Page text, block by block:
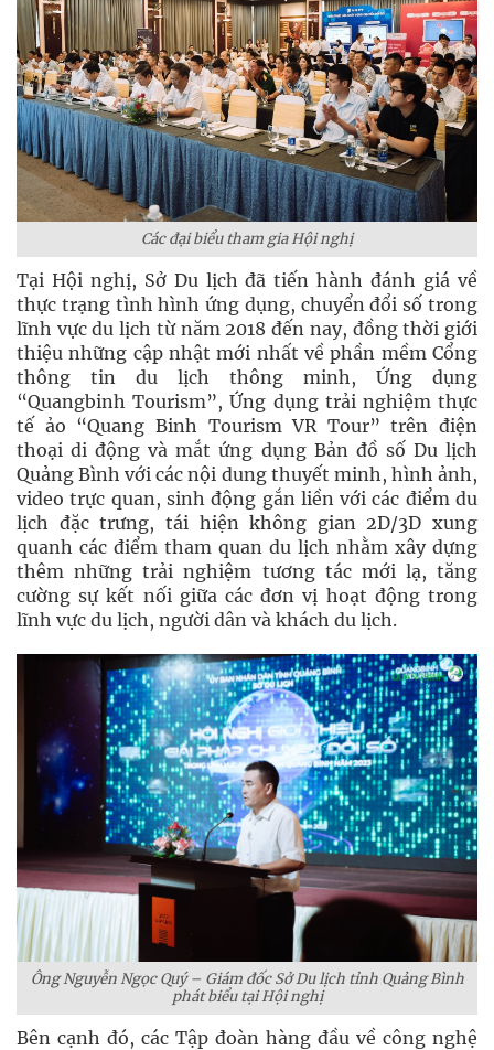
Các đại biểu tham gia Hội nghị
Tại Hội nghị, Sở Du lịch đã tiến hành đánh giá về
thực trạng tình hình ứng dụng, chuyển đổi số trong
lĩnh vực du lịch từ năm 2018 đến nay, đồng thời giới
thiệu những cập nhật mới nhất về phần mềm Cổng
thông tin du lịch thông minh, Ứng dụng
“Quangbinh Tourism”, Ứng dụng trải nghiệm thực
tế ảo “Quang Binh Tourism VR Tour” trên điện
thoại di động và mắt ứng dụng Bản đồ số Du lịch
Quảng Bình với các nội dung thuyết minh, hình ảnh,
video trực quan, sinh động gắn liền với các điểm du
lịch đặc trưng, tái hiện không gian 2D/3D xung
quanh các điểm tham quan du lịch nhằm xây dựng
thêm những trải nghiệm tương tác mới lạ, tăng
cường sự kết nối giữa các đơn vị hoạt động trong
lĩnh vực du lịch, người dân và khách du lịch.
Ông Nguyễn Ngọc Quý – Giám đốc Sở Du lịch tỉnh Quảng Bình
phát biểu tại Hội nghị
Bên cạnh đó, các Tập đoàn hàng đầu về công nghệ